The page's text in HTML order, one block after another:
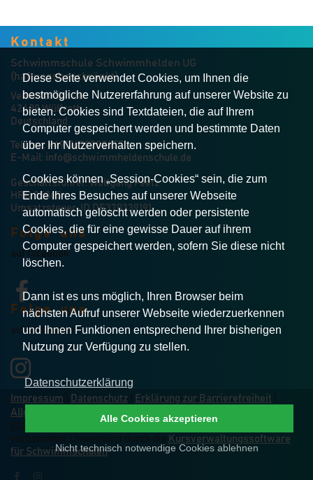
Diese Seite verwendet Cookies, um Ihnen die
bestmögliche Nutzererfahrung auf unserer Website zu
bieten. Cookies sind Textdateien, die auf Ihrem
Computer gespeichert werden und bestimmte Daten
über Ihr Nutzerverhalten speichern.
Cookies können „Session-Cookies“ sein, die zum
Ende Ihres Besuches auf unserer Webseite
automatisch gelöscht werden oder persistente
Cookies, die für eine gewisse Dauer auf ihrem
Computer gespeichert werden, sofern Sie diese nicht
löschen.
Dann ist es uns möglich, Ihren Browser beim
nächsten Aufruf unserer Webseite wiederzuerkennen
und Ihnen Funktionen entsprechend Ihrer bisherigen
Nutzung zur Verfügung zu stellen.
Datenschutzerklärung
Nicht technisch notwendige Cookies ablehnen
Alle Cookies akzeptieren
Kontakt
Schwimmschule Schwimmhelden UG
(haftungsbeschränkt)
Velberter Str. 26
42489 Wülfrath
Deutschland
Telefon: +4917670708657
E-Mail: info@schwimmheldenschule.de
Geschäftsführer: Wolfgang Peetz
HRB 35065
Umsatzsteuer-ID DE370339191
Folge uns
auf facebook
Folge uns
auf Instagram
Impressum Datenschutz Erklärung zur Barrierefreiheit
Allgemeine Geschäftsbedingungen
2026 © Schwimmschule Schwimmhelden. Alle Rechte
Kursverwaltungssoftware
für Schwimmschulen.